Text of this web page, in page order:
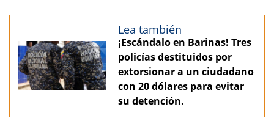
Lea también
¡Escándalo en Barinas! Tres
policías destituidos por
extorsionar a un ciudadano
con 20 dólares para evitar
su detención.